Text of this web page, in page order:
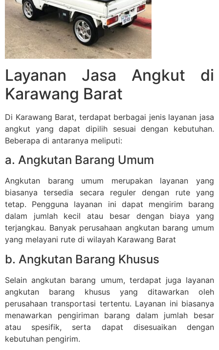
Layanan Jasa Angkut di
Karawang Barat
Di Karawang Barat, terdapat berbagai jenis layanan jasa
angkut yang dapat dipilih sesuai dengan kebutuhan.
Beberapa di antaranya meliputi:
a. Angkutan Barang Umum
Angkutan barang umum merupakan layanan yang
biasanya tersedia secara reguler dengan rute yang
tetap. Pengguna layanan ini dapat mengirim barang
dalam jumlah kecil atau besar dengan biaya yang
terjangkau. Banyak perusahaan angkutan barang umum
yang melayani rute di wilayah Karawang Barat
b. Angkutan Barang Khusus
Selain angkutan barang umum, terdapat juga layanan
angkutan barang khusus yang ditawarkan oleh
perusahaan transportasi tertentu. Layanan ini biasanya
menawarkan pengiriman barang dalam jumlah besar
atau spesifik, serta dapat disesuaikan dengan
kebutuhan pengirim.